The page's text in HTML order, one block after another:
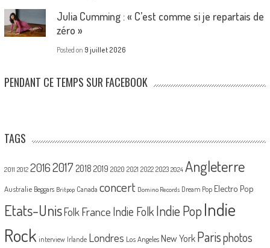
Julia Cumming : « C’est comme si je repartais de
zéro »
Posted on 9 juillet 2026
PENDANT CE TEMPS SUR FACEBOOK
TAGS
2011 2012 20162017 2018 2019 2020 2021 2022 2023 2024 Angleterre
Australie Beggars Britpop Canada concert Domino Records Dream Pop Electro Pop
Etats-UnisFolk France Indie Folk Indie PopIndie
Rock interview Irlande Londres Los Angeles New York Parisphotos